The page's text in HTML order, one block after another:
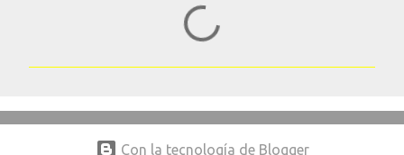
n
Con la tecnología de Blogger